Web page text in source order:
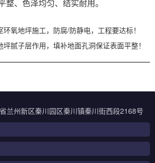
整、色泽均匀、结实耐用。
氧地坪施工，防腐/防静电，工程要达标！
腻子层作用，填补地面孔洞保证表面平整！
兰州新区秦川园区秦川镇秦川街西段2168号